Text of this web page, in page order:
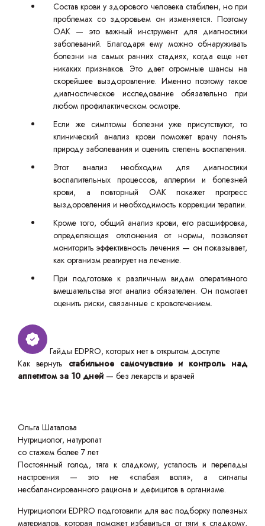
Состав крови у здорового человека стабилен, но при
проблемах со здоровьем он изменяется. Поэтому
ОАК — это важный инструмент для диагностики
заболеваний. Благодаря ему можно обнаруживать
болезни на самых ранних стадиях, когда еще нет
никаких признаков. Это дает огромные шансы на
скорейшее выздоровление. Именно поэтому такое
диагностическое исследование обязательно при
любом профилактическом осмотре.
Если же симптомы болезни уже присутствуют, то
клинический анализ крови поможет врачу понять
природу заболевания и оценить степень воспаления.
Этот анализ необходим для диагностики
воспалительных процессов, аллергии и болезней
крови, а повторный ОАК покажет прогресс
выздоровления и необходимость коррекции терапии.
Кроме того, общий анализ крови, его расшифровка,
определяющая отклонения от нормы, позволяет
мониторить эффективность лечения — он показывает,
как организм реагирует на лечение.
При подготовке к различным видам оперативного
вмешательства этот анализ обязателен. Он помогает
оценить риски, связанные с кровотечением.
Гайды EDPRO, которых нет в открытом доступе
Как вернуть стабильное самочувствие и контроль над
аппетитом за 10 дней — без лекарств и врачей
Ольга Шаталова
Нутрициолог, натуропат
со стажем более 7 лет
Постоянный голод, тяга к сладкому, усталость и перепады
настроения — это не «слабая воля», а сигналы
несбалансированного рациона и дефицитов в организме.
Нутрициологи EDPRO подготовили для вас подборку полезных
материалов, которая поможет избавиться от тяги к сладкому,